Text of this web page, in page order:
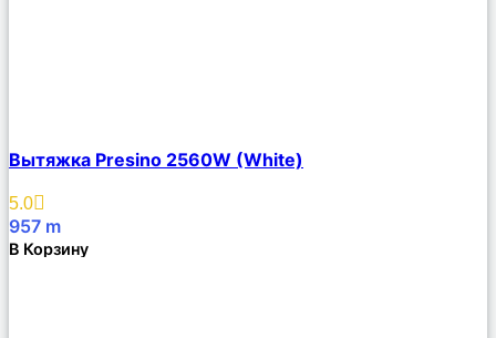
Описание
Избранное
Вытяжка Presino 2560W (White)
5.0
957 m
В Корзину